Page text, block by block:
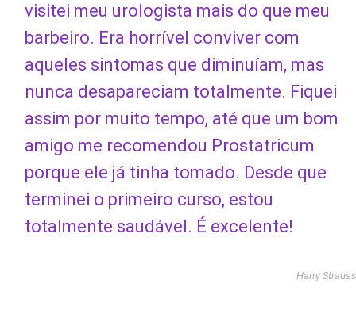
visitei meu urologista mais do que meu
barbeiro. Era horrível conviver com
aqueles sintomas que diminuíam, mas
nunca desapareciam totalmente. Fiquei
assim por muito tempo, até que um bom
amigo me recomendou Prostatricum
porque ele já tinha tomado. Desde que
terminei o primeiro curso, estou
totalmente saudável. É excelente!
Harry Strauss